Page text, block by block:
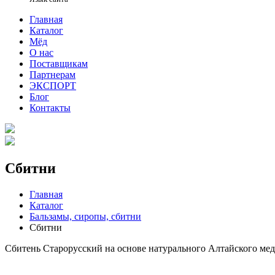
Главная
Каталог
Мёд
О нас
Поставщикам
Партнерам
ЭКСПОРТ
Блог
Контакты
Сбитни
Главная
Каталог
Бальзамы, сиропы, сбитни
Сбитни
Сбитень Старорусский на основе натурального Алтайского